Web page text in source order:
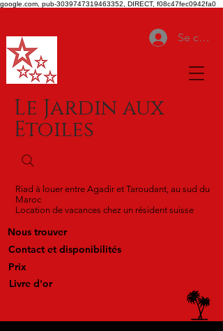
google.com, pub-3039747319463352, DIRECT, f08c47fec0942fa0
Se
Le Jardin aux
Etoiles
Riad à louer entre Agadir et Taroudant, au sud du
Maroc
Location de vacances chez un résident suisse
Nous trouver
Contact et disponibilités
Prix
Livre d'or